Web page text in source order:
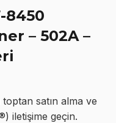
8450
– 502A –
satın alma ve
iletişime geçin.